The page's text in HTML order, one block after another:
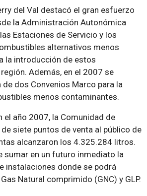
del Val destacó el gran esfuerzo
la Administración Autonómica
Estaciones de Servicio y los
alternativos menos
la introducción de estos
Además, en el 2007 se
dos Convenios Marco para la
menos contaminantes.
el año 2007, la Comunidad de
siete puntos de venta al público de
alcanzaron los 4.325.284 litros.
sumar en un futuro inmediato la
instalaciones donde se podrá
Natural comprimido (GNC) y GLP.